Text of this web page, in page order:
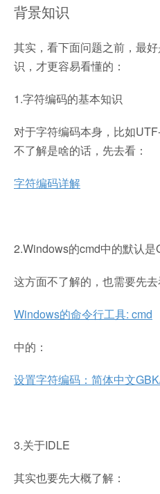
背景知识
其实，看下面问题之前，最
识，才更容易看懂的：
1.字符编码的基本知识
对于字符编码本身，比如
不了解是啥的话，先去看：
字符编码详解
2.Windows的cmd中的默认是
这方面不了解的，也需要先去
Windows的命令行工具: cmd
中的：
设置字符编码：简体中文
3.关于IDLE
其实也要先大概了解：